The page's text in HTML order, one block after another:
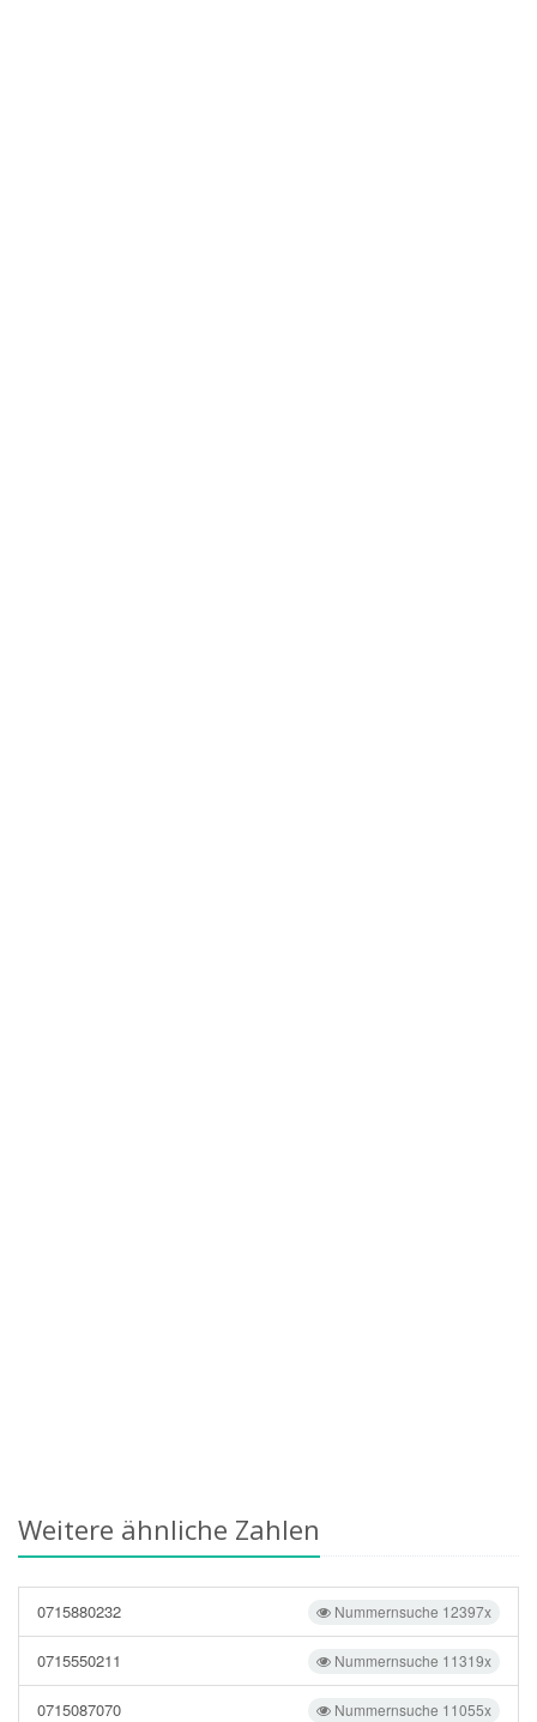
Weitere ähnliche Zahlen
Nummernsuche 12397x
0715880232
Nummernsuche 11319x
0715550211
Nummernsuche 11055x
0715087070